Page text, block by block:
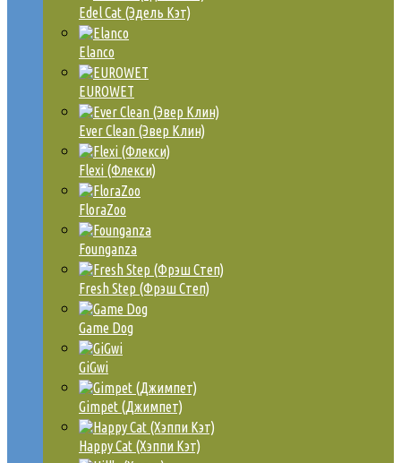
Edel Cat (Эдель Кэт)
Elanco
EUROWET
Ever Clean (Эвер Клин)
Flexi (Флекси)
FloraZoo
Founganza
Fresh Step (Фрэш Степ)
Game Dog
GiGwi
Gimpet (Джимпет)
Happy Cat (Хэппи Кэт)